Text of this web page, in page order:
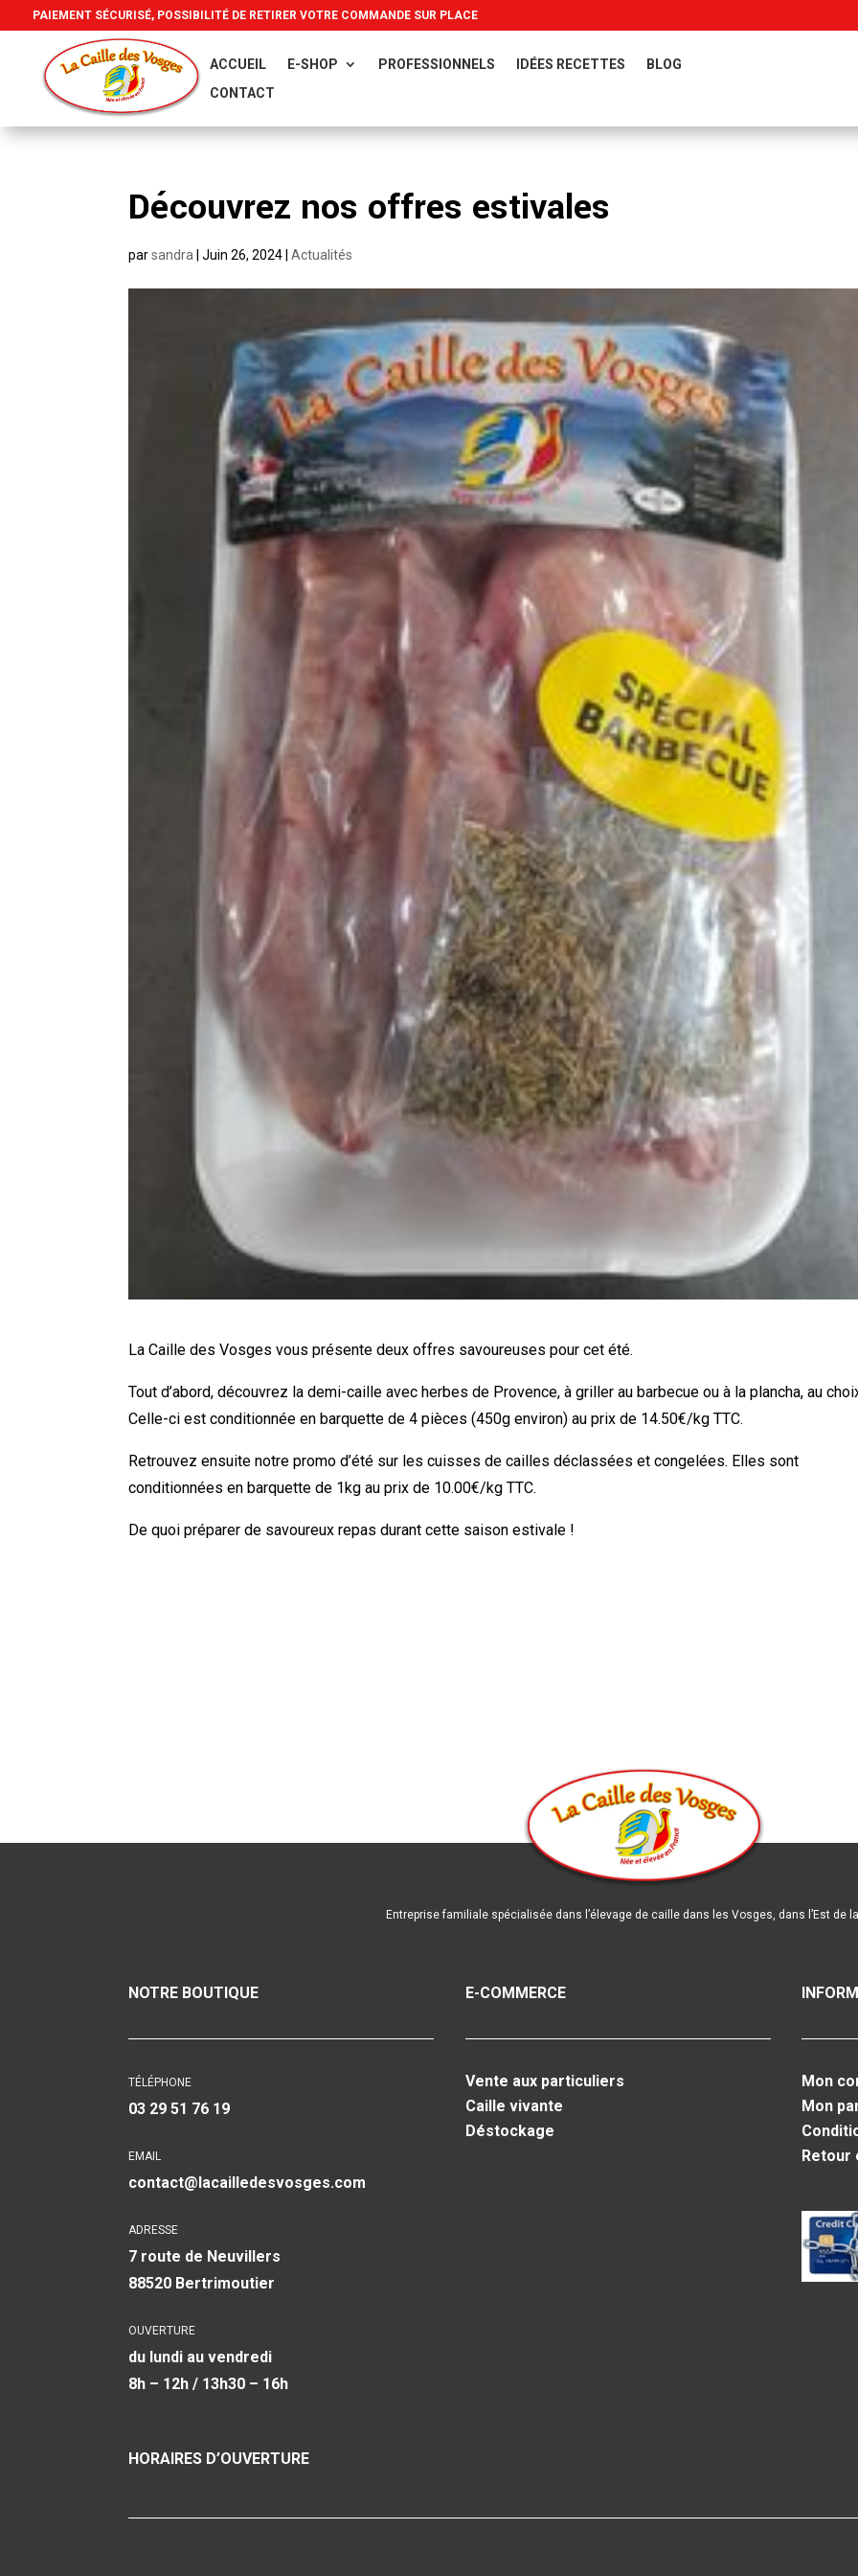
PAIEMENT SÉCURISÉ, POSSIBILITÉ DE RETIRER VOTRE COMMANDE SUR PLACE
ACCUEIL E-SHOP PROFESSIONNELS IDÉES RECETTES
BLOG
CONTACT
Découvrez nos offres estivales
parsandra |Juin 26, 2024 |Actualités
La Caille des Vosges vous présente deux offres savoureuses pour cet été.
Tout d’abord, découvrez la demi-caille avec herbes de Provence, à griller au barbecue ou à la plancha, au
Celle-ci est conditionnée en barquette de 4 pièces (450g environ) au prix de 14.50€/kg TTC.
Retrouvez ensuite notre promo d’été sur les cuisses de cailles déclassées et congelées. Elles sont
conditionnées en barquette de 1kg au prix de 10.00€/kg TTC.
De quoi préparer de savoureux repas durant cette saison estivale !
Entreprise familiale spécialisée dans l’élevage de caille dans les Vosges, dans l’Est de
NOTRE BOUTIQUE
TÉLÉPHONE
03 29 51 76 19
EMAIL
contact@lacailledesvosges.com
ADRESSE
7 route de Neuvillers
88520 Bertrimoutier
OUVERTURE
du lundi au vendredi
8h – 12h / 13h30 – 16h
E-COMMERCE
Vente aux particuliers
Caille vivante
Déstockage
Mon
Mon
Retour
HORAIRES D’OUVERTURE